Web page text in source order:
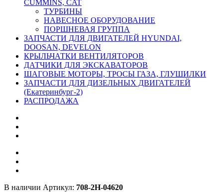
CUMMINS, CAT
ТУРБИНЫ
НАВЕСНОЕ ОБОРУДОВАНИЕ
ПОРШНЕВАЯ ГРУППА
ЗАПЧАСТИ ДЛЯ ДВИГАТЕЛЕЙ HYUNDAI,
DOOSAN, DEVELON
КРЫЛЬЧАТКИ ВЕНТИЛЯТОРОВ
ДАТЧИКИ ДЛЯ ЭКСКАВАТОРОВ
ШАГОВЫЕ МОТОРЫ, ТРОСЫ ГАЗА, ГЛУШИЛКИ
ЗАПЧАСТИ ДЛЯ ДИЗЕЛЬНЫХ ДВИГАТЕЛЕЙ
(Екатеринбург-2)
РАСПРОДАЖА
В наличии Артикул: 708-2H-04620